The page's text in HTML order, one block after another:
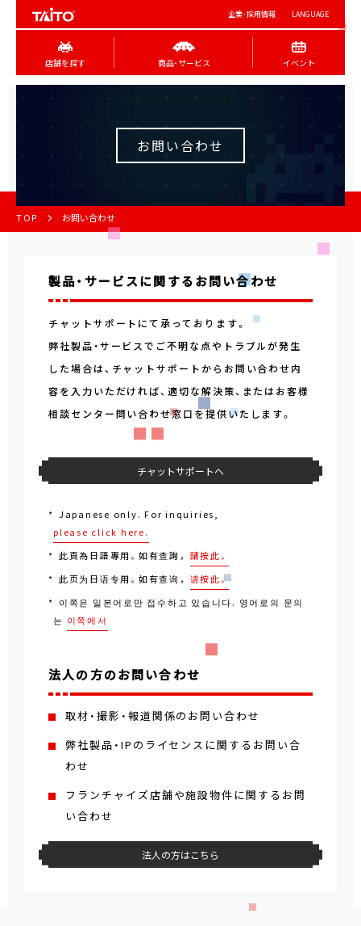
企業･採用情報 LANGUAGE
店舗を探す 商品･サービス イベント
お問い合わせ
TOP お問い合わせ
製品・サービスに関するお問い合わせ
チャットサポートにて承っております。
弊社製品・サービスでご不明な点やトラブルが発生
した場合は、チャットサポートからお問い合わせ内
容を入力いただければ、適切な解決策、またはお客様
相談センター問い合わせ窓口を提供いたします。
チャットサポートへ
Japanese only. For inquiries,
please click here.
此頁為日語專用。如有查詢， 請按此。
此页为日语专用。如有查询， 请按此。
이쪽은 일본어로만 접수하고 있습니다. 영어로의 문의
는 이쪽에서
法人の方のお問い合わせ
取材・撮影・報道関係のお問い合わせ
弊社製品・IPのライセンスに関するお問い合
わせ
フランチャイズ店舗や施設物件に関するお問
い合わせ
法人の方はこちら